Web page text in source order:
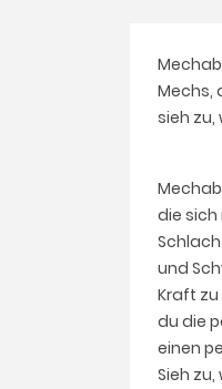
Mechs,
sieh zu,
die sich
und
Kraft
du die
einen
Sieh